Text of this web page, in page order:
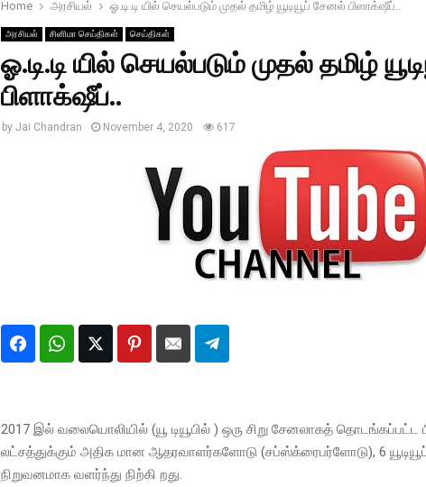
Home அரசியல் ஓ.டி.டி யில் செயல்படும் முதல் தமிழ் யூடியூப் சேனல் பிளாக்‌ஷீப்..
அரசியல் சினிமா செய்திகள் செய்திகள்
ஓ.டி.டி யில் செயல்படும் முதல் தமிழ்
பிளாக்‌ஷீப்..
by Jai Chandran November 4, 2020 617
2017 இல் வலையொலியில் (யூ டியூபில் ) ஒரு சிறு சேனலாகத் தொடங்கப்பட்ட
லட்சத்துக்கும் அதிக மான ஆதரவாளர்களோடு (சப்ஸ்க்ரைபர்ளோடு), 6
நிறுவனமாக வளர்ந்து நிற்கி றது.